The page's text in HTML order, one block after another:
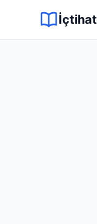
İçtihat